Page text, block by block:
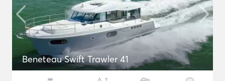
Beneteau Swift Trawler 41